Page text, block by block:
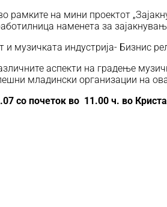
рамките на мини проектот
наменета за
музичката индустрија- Бизнис
аспекти на градење
младински организации на
со почеток во 11.00 ч. во